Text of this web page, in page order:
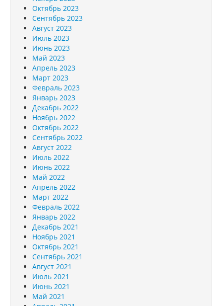
Октябрь 2023
Сентябрь 2023
Август 2023
Июль 2023
Июнь 2023
Май 2023
Апрель 2023
Март 2023
Февраль 2023
Январь 2023
Декабрь 2022
Ноябрь 2022
Октябрь 2022
Сентябрь 2022
Август 2022
Июль 2022
Июнь 2022
Май 2022
Апрель 2022
Март 2022
Февраль 2022
Январь 2022
Декабрь 2021
Ноябрь 2021
Октябрь 2021
Сентябрь 2021
Август 2021
Июль 2021
Июнь 2021
Май 2021